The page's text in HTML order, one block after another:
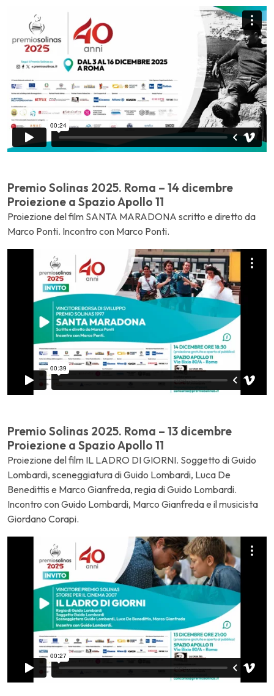
Premio Solinas 2025. Roma – 14 dicembre
Proiezione a Spazio Apollo 11
Proiezione del film SANTA MARADONA scritto e diretto da
Marco Ponti. Incontro con Marco Ponti.
Premio Solinas 2025. Roma – 13 dicembre
Proiezione a Spazio Apollo 11
Proiezione del film IL LADRO DI GIORNI. Soggetto di Guido
Lombardi, sceneggiatura di Guido Lombardi, Luca De
Benedittis e Marco Gianfreda, regia di Guido Lombardi.
Incontro con Guido Lombardi, Marco Gianfreda e il musicista
Giordano Corapi.